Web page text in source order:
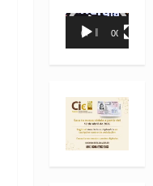
Reproductor
00:00 00:35